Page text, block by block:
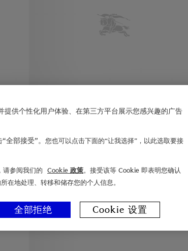
格纹棉质短裤, ¥5,150.00
提供个性化用户体验、在第三方平台展示您感兴趣的广告
全部接受”。 您也可以点击下面的“让我选择”，以此选取要接
请参阅我们的 Cookie 政策。接受该等 Cookie 即表明您确认
在地处理、转移和储存您的个人信息。
全部拒绝 Cookie 设置